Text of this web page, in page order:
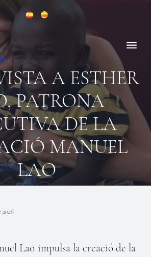
A ESTHER
PATRONA
DE LA
MANUEL
LAO
Lao impulsa la creació de la